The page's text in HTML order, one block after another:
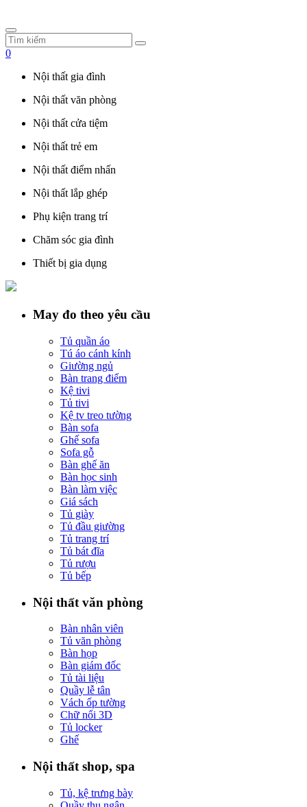
0
Nội thất gia đình
Nội thất văn phòng
Nội thất cửa tiệm
Nội thất trẻ em
Nội thất điểm nhấn
Nội thất lắp ghép
Phụ kiện trang trí
Chăm sóc gia đình
Thiết bị gia dụng
May đo theo yêu cầu
Tủ quần áo
Tú áo cánh kính
Giường ngủ
Bàn trang điểm
Kệ tivi
Tủ tivi
Kệ tv treo tường
Bàn sofa
Ghế sofa
Sofa gỗ
Bàn ghế ăn
Bàn học sinh
Bàn làm việc
Giá sách
Tủ giày
Tủ đầu giường
Tủ trang trí
Tủ bát đĩa
Tủ rượu
Tủ bếp
Nội thất văn phòng
Bàn nhân viên
Tủ văn phòng
Bàn họp
Bàn giám đốc
Tủ tài liệu
Quầy lễ tân
Vách ốp tường
Chữ nổi 3D
Tủ locker
Ghế
Nội thất shop, spa
Tủ, kệ trưng bày